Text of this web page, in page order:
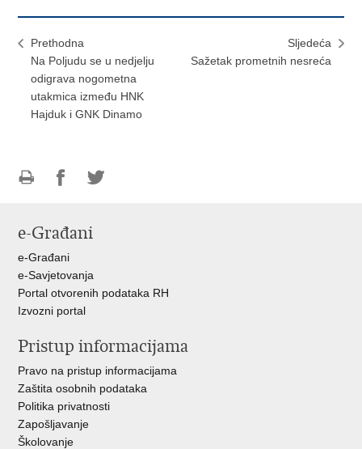
Prethodna
Na Poljudu se u nedjelju
odigrava nogometna
utakmica između HNK
Hajduk i GNK Dinamo
Sljedeća
Sažetak prometnih nesreća
FacebookuTwitteru
e-Građani
e-Građani
e-Savjetovanja
Portal otvorenih podataka RH
Izvozni portal
Pristup informacijama
Pravo na pristup informacijama
Zaštita osobnih podataka
Politika privatnosti
Zapošljavanje
Školovanje